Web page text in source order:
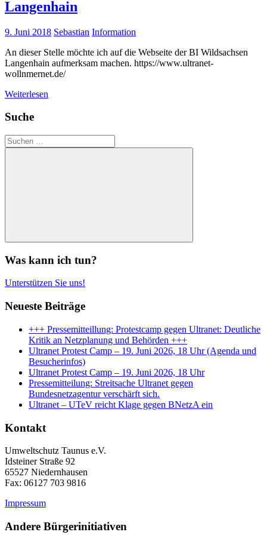
Langenhain
9. Juni 2018 Sebastian Information
An dieser Stelle möchte ich auf die Webseite der BI Wildsachsen
Langenhain aufmerksam machen. https://www.ultranet-
wollnmernet.de/
Weiterlesen
Suche
Suchen
nach:
Suchen
Was kann ich tun?
Unterstützen Sie uns!
Neueste Beiträge
+++ Pressemitteillung: Protestcamp gegen Ultranet: Deutliche
Kritik an Netzplanung und Behörden +++
Ultranet Protest Camp – 19. Juni 2026, 18 Uhr (Agenda und
Besucherinfos)
Ultranet Protest Camp – 19. Juni 2026, 18 Uhr
Pressemitteilung: Streitsache Ultranet gegen
Bundesnetzagentur verschärft sich.
Ultranet – UTeV reicht Klage gegen BNetzA ein
Kontakt
Umweltschutz Taunus e.V.
Idsteiner Straße 92
65527 Niedernhausen
Fax: 06127 703 9816
Impressum
Andere Bürgerinitiativen